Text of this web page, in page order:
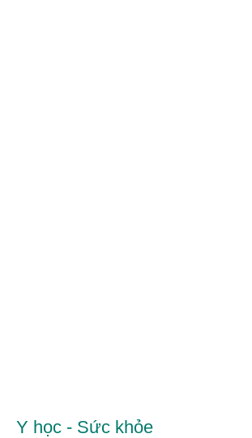
Y học - Sức khỏe